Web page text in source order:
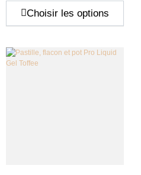
Choisir les options